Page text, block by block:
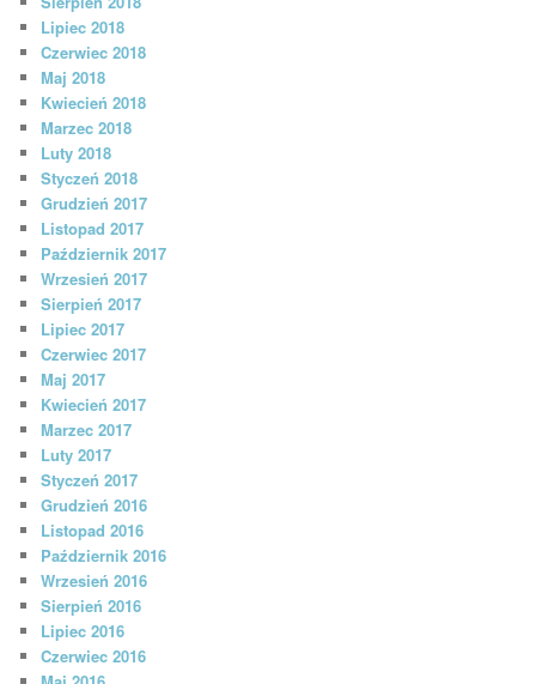
Lipiec 2018
Czerwiec 2018
Maj 2018
Kwiecień 2018
Marzec 2018
Luty 2018
Styczeń 2018
Grudzień 2017
Listopad 2017
Październik 2017
Wrzesień 2017
Sierpień 2017
Lipiec 2017
Czerwiec 2017
Maj 2017
Kwiecień 2017
Marzec 2017
Luty 2017
Styczeń 2017
Grudzień 2016
Listopad 2016
Październik 2016
Wrzesień 2016
Sierpień 2016
Lipiec 2016
Czerwiec 2016